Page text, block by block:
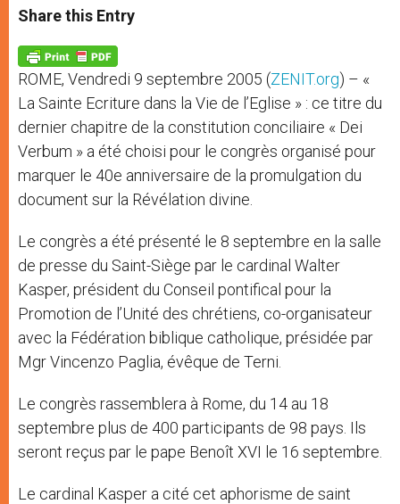
t
s
p
p
s
e
g
e
r
e
b
o
k
Share this Entry
ROME, Vendredi 9 septembre 2005 (ZENIT.org) – «
La Sainte Ecriture dans la Vie de l’Eglise » : ce titre du
dernier chapitre de la constitution conciliaire « Dei
Verbum » a été choisi pour le congrès organisé pour
marquer le 40e anniversaire de la promulgation du
document sur la Révélation divine.
Le congrès a été présenté le 8 septembre en la salle
de presse du Saint-Siège par le cardinal Walter
Kasper, président du Conseil pontifical pour la
Promotion de l’Unité des chrétiens, co-organisateur
avec la Fédération biblique catholique, présidée par
Mgr Vincenzo Paglia, évêque de Terni.
Le congrès rassemblera à Rome, du 14 au 18
septembre plus de 400 participants de 98 pays. Ils
seront reçus par le pape Benoît XVI le 16 septembre.
Le cardinal Kasper a cité cet aphorisme de saint